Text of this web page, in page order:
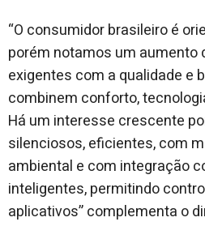
“O consumidor brasileiro é
porém notamos um aumento
exigentes com a qualidade e
combinem conforto,
Há um interesse crescente
silenciosos, eficientes, com
ambiental e com integração
inteligentes, permitindo
aplicativos” complementa o